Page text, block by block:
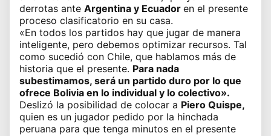
derrotas ante Argentina y Ecuador en el presente
proceso clasificatorio en su casa.
«En todos los partidos hay que jugar de manera
inteligente, pero debemos optimizar recursos. Tal
como sucedió con Chile, que hablamos más de
historia que el presente. Para nada
subestimamos, será un partido duro por lo que
ofrece Bolivia en lo individual y lo colectivo».
Deslizó la posibilidad de colocar a Piero Quispe,
quien es un jugador pedido por la hinchada
peruana para que tenga minutos en el presente